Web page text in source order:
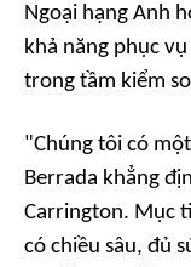
Ngoại hạng Anh
khả năng phục
trong tầm kiểm
"Chúng tôi có
Berrada khẳng
Carrington. Mục
có chiều sâu, đủ